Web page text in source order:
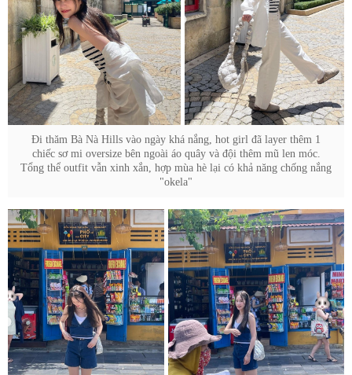
Đi thăm Bà Nà Hills vào ngày khá nắng, hot girl đã layer thêm 1
chiếc sơ mi oversize bên ngoài áo quây và đội thêm mũ len móc.
Tổng thể outfit vẫn xinh xắn, hợp mùa hè lại có khả năng chống nắng
"okela"